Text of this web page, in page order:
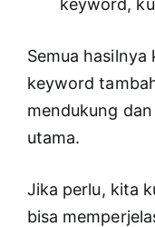
keyword,
Semua hasilnya
keyword
mendukung
utama.
Jika perlu, kita
bisa